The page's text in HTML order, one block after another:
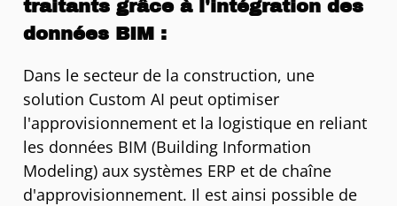
traitants grâce à l'intégration des
données BIM :
Dans le secteur de la construction, une
solution Custom AI peut optimiser
l'approvisionnement et la logistique en reliant
les données BIM (Building Information
Modeling) aux systèmes ERP et de chaîne
d'approvisionnement. Il est ainsi possible de